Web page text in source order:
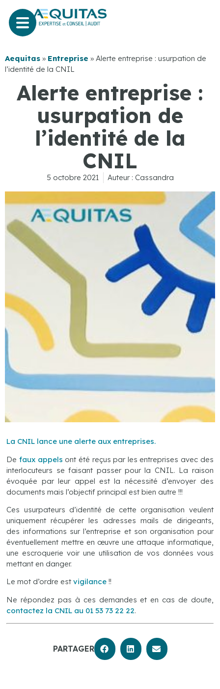
Aequitas » Entreprise » Alerte entreprise : usurpation de
l’identité de la CNIL
Alerte entreprise :
usurpation de
l’identité de la
CNIL
5 octobre 2021 Auteur : Cassandra
La CNIL lance une alerte aux entreprises.
Defaux appels ont été reçus par les entreprises avec des
interlocuteurs se faisant passer pour la CNIL. La raison
évoquée par leur appel est la nécessité d’envoyer des
documents mais l’objectif principal est bien autre !!!
Ces usurpateurs d’identité de cette organisation veulent
uniquement récupérer les adresses mails de dirigeants,
des informations sur l’entreprise et son organisation pour
éventuellement mettre en œuvre une attaque informatique,
une escroquerie voir une utilisation de vos données vous
mettant en danger.
Le mot d’ordre estvigilance !!
Ne répondez pas à ces demandes et en cas de doute,
contactez la CNIL au 01 53 73 22 22.
PARTAGER